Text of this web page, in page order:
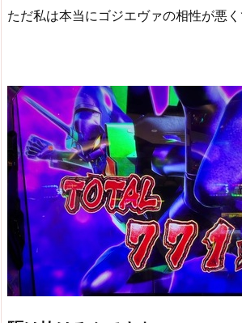
ただ私は本当にゴジエヴァの相性が悪